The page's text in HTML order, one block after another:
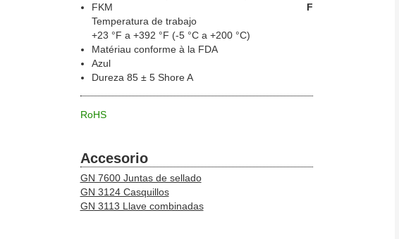
FKM
F
Temperatura de trabajo
+23 °F a +392 °F (-5 °C a +200 °C)
Matériau conforme à la FDA
Azul
Dureza 85 ± 5 Shore A
RoHS
Accesorio
GN 7600 Juntas de sellado
GN 3124 Casquillos
GN 3113 Llave combinadas